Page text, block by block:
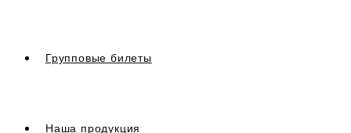
Групповые билеты
Наша продукция